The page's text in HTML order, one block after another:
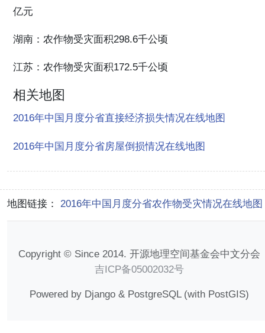
亿元
湖南：农作物受灾面积298.6千公顷
江苏：农作物受灾面积172.5千公顷
相关地图
2016年中国月度分省直接经济损失情况在线地图
2016年中国月度分省房屋倒损情况在线地图
地图链接： 2016年中国月度分省农作物受灾情况在线地图
Copyright © Since 2014. 开源地理空间基金会中文分会
吉ICP备05002032号
Powered by Django & PostgreSQL (with PostGIS)